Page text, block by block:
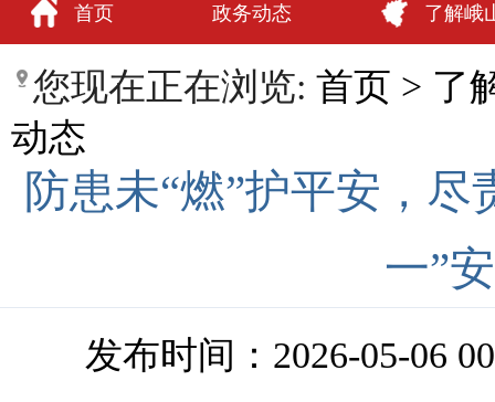
首页 政务动态 了解峨
政民互动
您现在正在浏览: 首页 > 了
动态
防患未“燃”护平安，
一”
发布时间：2026-05-06